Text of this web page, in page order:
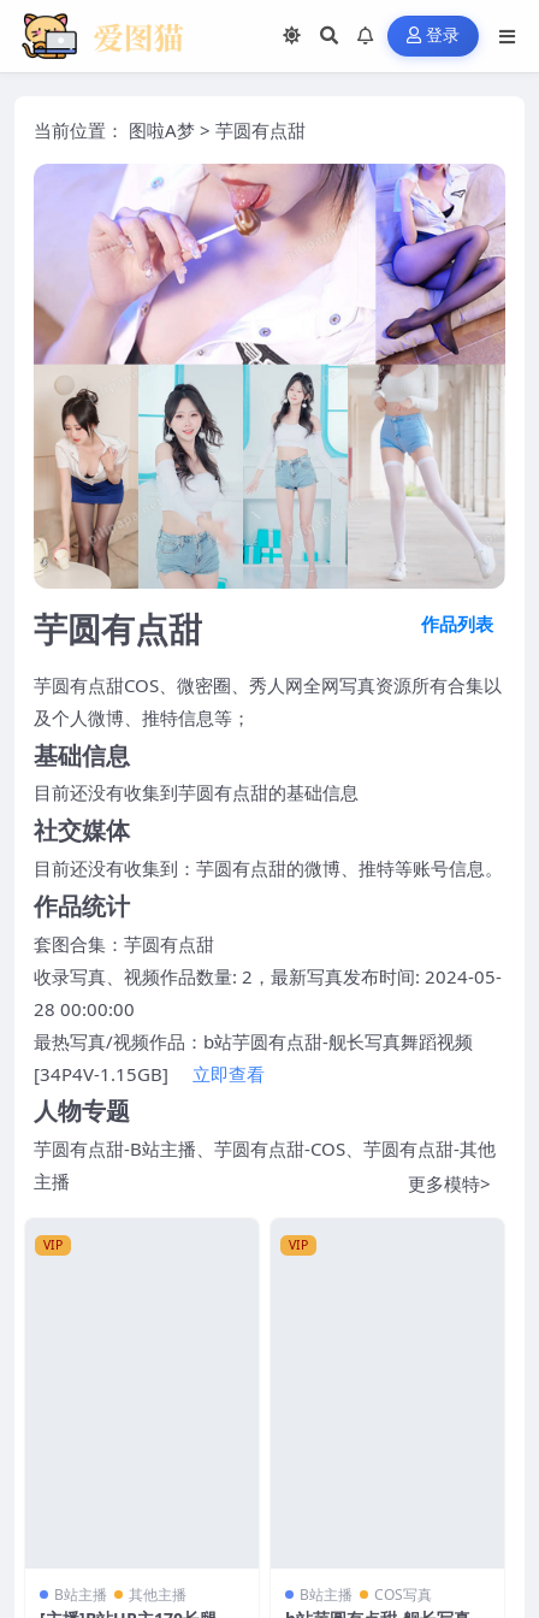
登录
当前位置： 图啦A梦 > 芋圆有点甜
芋圆有点甜 作品列表
芋圆有点甜COS、微密圈、秀人网全网写真资源所有合集以
及个人微博、推特信息等；
基础信息
目前还没有收集到芋圆有点甜的基础信息
社交媒体
目前还没有收集到：芋圆有点甜的微博、推特等账号信息。
作品统计
套图合集： 芋圆有点甜
收录写真、视频作品数量: 2，最新写真发布时间: 2024-05-
28 00:00:00
最热写真/视频作品：b站芋圆有点甜-舰长写真舞蹈视频
[34P4V-1.15GB]
立即查看
人物专题
芋圆有点甜-B站主播、 芋圆有点甜-COS、 芋圆有点甜-其他
主播
更多模特>
VIP
B站主播 其他主播
VIP
B站主播 COS写真